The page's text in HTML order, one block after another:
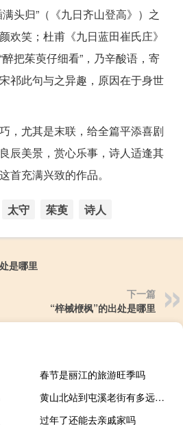
头归”（《九日齐山登高》）之
欢笑；杜甫《九日蓝田崔氏庄》
把茱萸仔细看”，乃辛酸语，寄
祁此句与之异趣，原因在于身世
，尤其是末联，给全篇平添喜剧
辰美景，赏心乐事，诗人适逢其
首充满兴致的作品。
太守 茱萸 诗人
是哪里
下一篇
“梓械楩枫”的出处是哪里
春节是丽江的旅游旺季吗
黄山北站到屯溪老街有多远（黄山北站到屯溪老街多远）
过年了还能去亲戚家吗